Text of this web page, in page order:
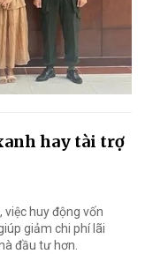
hay tài trợ
việc huy động vốn
giảm chi phí lãi
đầu tư hơn.